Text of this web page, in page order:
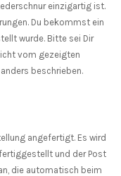
einzigartig ist.
Du bekommst ein
wurde. Bitte sei Dir
vom gezeigten
beschrieben.
angefertigt. Es wird
und der Post
die automatisch beim